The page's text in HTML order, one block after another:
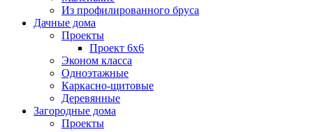
Из профилированного бруса
Дачные дома
Проекты
Проект 6х6
Эконом класса
Одноэтажные
Каркасно-щитовые
Деревянные
Загородные дома
Проекты